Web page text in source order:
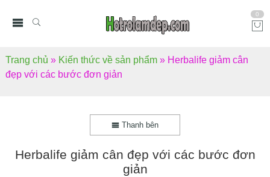
0
Trang chủ » Kiến thức về sản phẩm » Herbalife giảm cân
đẹp với các bước đơn giản
Thanh bên
Herbalife giảm cân đẹp với các bước đơn
giản